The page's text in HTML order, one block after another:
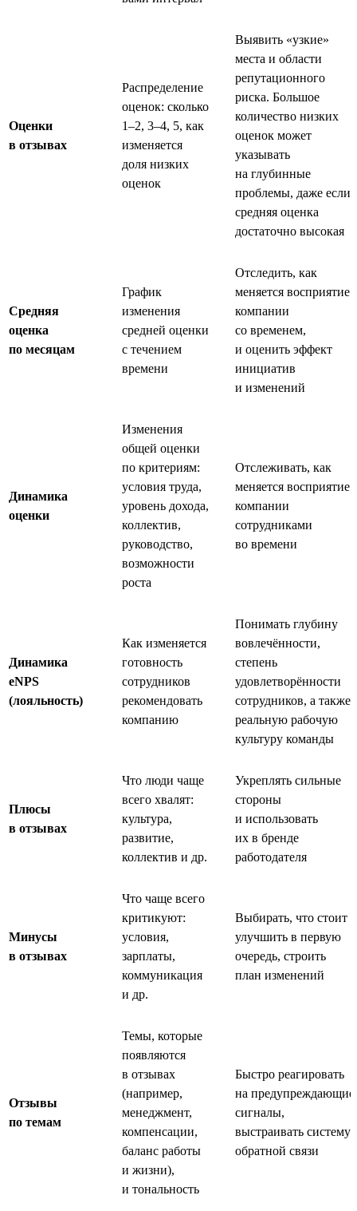
Оценки
в отзывах
Распределение
оценок: сколько
1–2, 3–4, 5, как
изменяется
доля низких
оценок
Выявить «узкие»
места и области
репутационного
риска. Большое
количество низких
оценок может
указывать
на глубинные
проблемы, даже если
средняя оценка
достаточно высокая
Средняя
оценка
по месяцам
График
изменения
средней оценки
с течением
времени
Отследить, как
меняется восприятие
компании
со временем,
и оценить эффект
инициатив
и изменений
Динамика
оценки
Изменения
общей оценки
по критериям:
условия труда,
уровень дохода,
коллектив,
руководство,
возможности
роста
Отслеживать, как
меняется восприятие
компании
сотрудниками
во времени
Динамика
eNPS
(лояльность)
Как изменяется
готовность
сотрудников
рекомендовать
компанию
Понимать глубину
вовлечённости,
степень
удовлетворённости
сотрудников, а также
реальную рабочую
культуру команды
Плюсы
в отзывах
Что люди чаще
всего хвалят:
культура,
развитие,
коллектив и др.
Укреплять сильные
стороны
и использовать
их в бренде
работодателя
Минусы
в отзывах
Что чаще всего
критикуют:
условия,
зарплаты,
коммуникация
и др.
Выбирать, что стоит
улучшить в первую
очередь, строить
план изменений
Отзывы
по темам
Темы, которые
появляются
в отзывах
(например,
менеджмент,
компенсации,
баланс работы
и жизни),
и тональность
Быстро реагировать
на предупреждающие
сигналы,
выстраивать систему
обратной связи